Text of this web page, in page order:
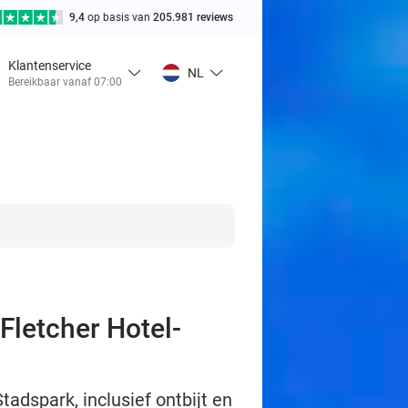
9,4 op basis van 205.981 reviews
Klantenservice
Bereikbaar vanaf 07:00
NL
Hotel-
inclusief ontbijt en